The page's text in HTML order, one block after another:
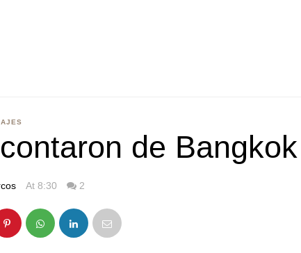
de Bangkok
At 8:30 2